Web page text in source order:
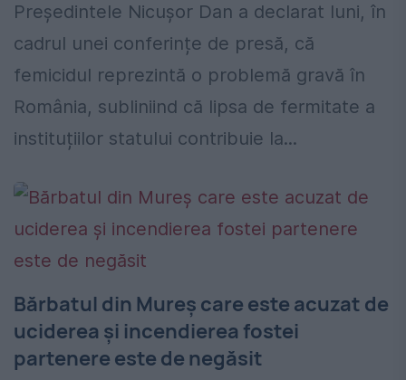
Președintele Nicușor Dan a declarat luni, în
cadrul unei conferințe de presă, că
femicidul reprezintă o problemă gravă în
România, subliniind că lipsa de fermitate a
instituțiilor statului contribuie la...
Bărbatul din Mureș care este acuzat de
uciderea și incendierea fostei
partenere este de negăsit